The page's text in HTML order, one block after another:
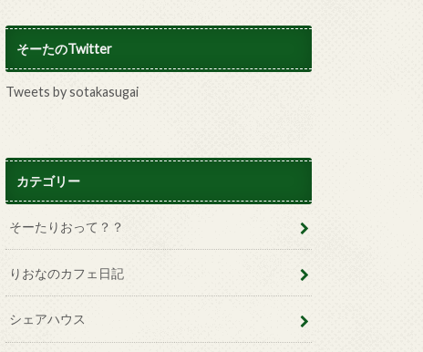
そーたのTwitter
Tweets by sotakasugai
カテゴリー
そーたりおって？？
りおなのカフェ日記
シェアハウス